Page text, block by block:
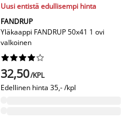
Uusi entistä edullisempi hinta
FANDRUP
Yläkaappi FANDRUP 50x41 1 ovi
valkoinen






32,50/KPL
Edellinen hinta 35,- /kpl